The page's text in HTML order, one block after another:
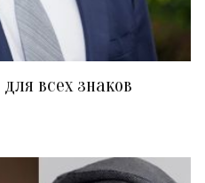
всех знаков